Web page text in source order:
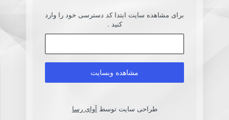
برای مشاهده سایت ابتدا کد دسترسی خود را وارد
کنید .
طراحی سایت توسط آوای رسا